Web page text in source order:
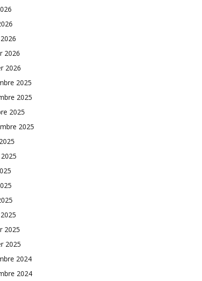
2026
2026
2025
2025
2025
2025
2025
2025
2024
2024